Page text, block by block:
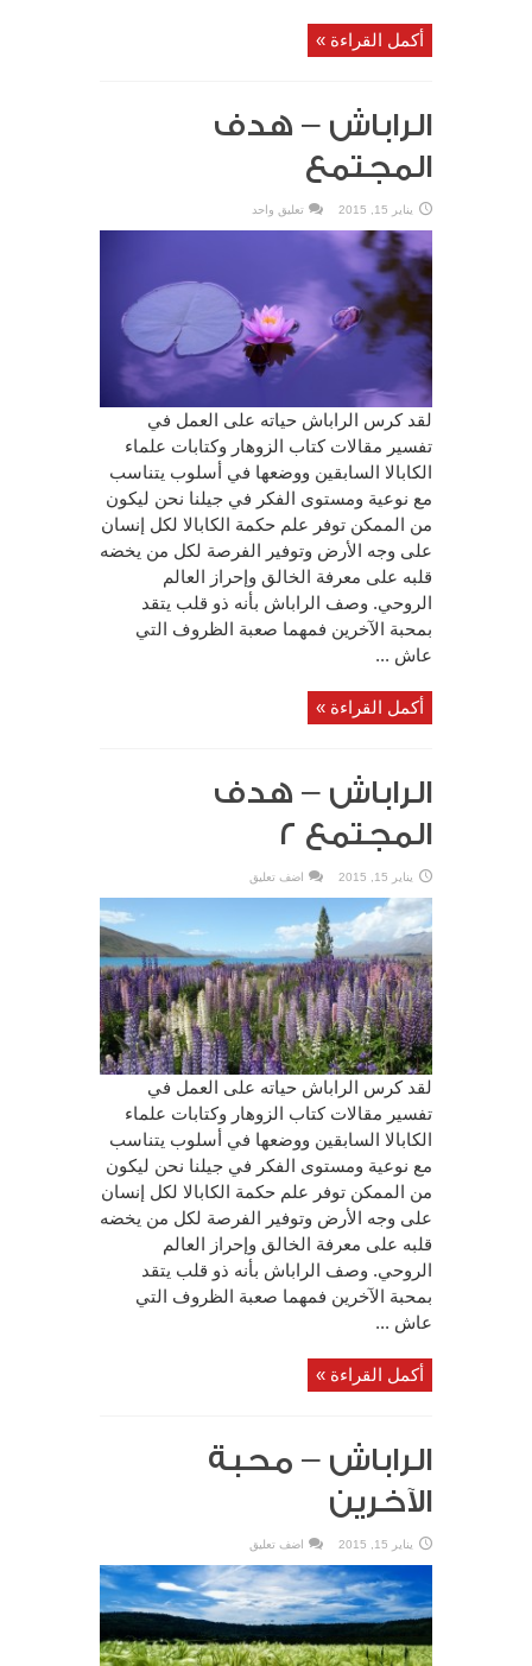
أكمل القراءة »
الراباش – هدف
المجتمع
يناير 15, 2015 تعليق واحد
لقد كرس الراباش حياته على العمل في
تفسير مقالات كتاب الزوهار وكتابات علماء
الكابالا السابقين ووضعها في أسلوب يتناسب
مع نوعية ومستوى الفكر في جيلنا نحن ليكون
من الممكن توفر علم حكمة الكابالا لكل إنسان
على وجه الأرض وتوفير الفرصة لكل من يخضه
قلبه على معرفة الخالق وإحراز العالم
الروحي. وصف الراباش بأنه ذو قلب يتقد
بمحبة الآخرين فمهما صعبة الظروف التي
عاش ...
أكمل القراءة »
الراباش – هدف
المجتمع ٢
يناير 15, 2015 اضف تعليق
لقد كرس الراباش حياته على العمل في
تفسير مقالات كتاب الزوهار وكتابات علماء
الكابالا السابقين ووضعها في أسلوب يتناسب
مع نوعية ومستوى الفكر في جيلنا نحن ليكون
من الممكن توفر علم حكمة الكابالا لكل إنسان
على وجه الأرض وتوفير الفرصة لكل من يخضه
قلبه على معرفة الخالق وإحراز العالم
الروحي. وصف الراباش بأنه ذو قلب يتقد
بمحبة الآخرين فمهما صعبة الظروف التي
عاش ...
أكمل القراءة »
الراباش – محبة
الآخرين
يناير 15, 2015 اضف تعليق